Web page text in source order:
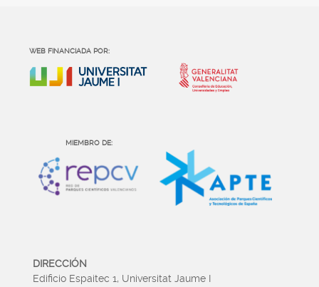
WEB FINANCIADA POR:
MIEMBRO DE:
DIRECCIÓN
Edificio Espaitec 1, Universitat Jaume I